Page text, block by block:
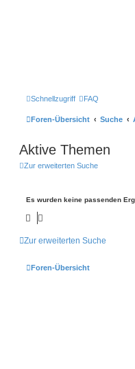
Schnellzugriff FAQ
Foren-Übersicht Suche
Aktive Themen
Zur erweiterten Suche
Es wurden keine passenden
Zur erweiterten Suche
Foren-Übersicht